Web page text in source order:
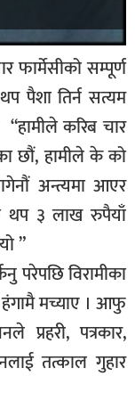
फार्मेसीको सम्पूर्ण
पैशा तिर्न सत्यम
करिब चार
छौं, हामीले के को
अन्त्यमा आएर
३ लाख रुपैयाँ
”
परेपछि विरामीका
मच्याए । आफु
प्रहरी, पत्रकार,
तत्काल गुहार